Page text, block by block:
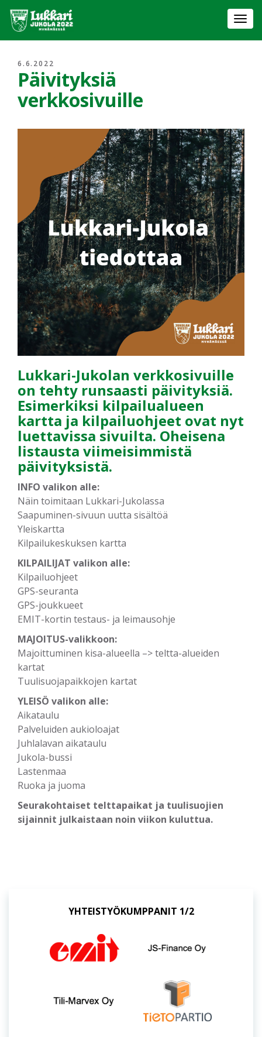
6.6.2022
Päivityksiä
verkkosivuille
Lukkari-Jukolan verkkosivuille
on tehty runsaasti päivityksiä.
Esimerkiksi kilpailualueen
kartta ja kilpailuohjeet ovat nyt
luettavissa sivuilta. Oheisena
listausta viimeisimmistä
päivityksistä.
INFO valikon alle:
Näin toimitaan Lukkari-Jukolassa
Saapuminen-sivuun uutta sisältöä
Yleiskartta
Kilpailukeskuksen kartta
KILPAILIJAT valikon alle:
Kilpailuohjeet
GPS-seuranta
GPS-joukkueet
EMIT-kortin testaus- ja leimausohje
MAJOITUS-valikkoon:
Majoittuminen kisa-alueella –> teltta-alueiden
kartat
Tuulisuojapaikkojen kartat
YLEISÖ valikon alle:
Aikataulu
Palveluiden aukioloajat
Juhlalavan aikataulu
Jukola-bussi
Lastenmaa
Ruoka ja juoma
Seurakohtaiset telttapaikat ja tuulisuojien
sijainnit julkaistaan noin viikon kuluttua.
YHTEISTYÖKUMPPANIT 1/2